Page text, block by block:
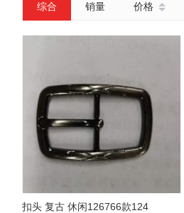
综合 销量 价格
扣头 复古 休闲126766款124